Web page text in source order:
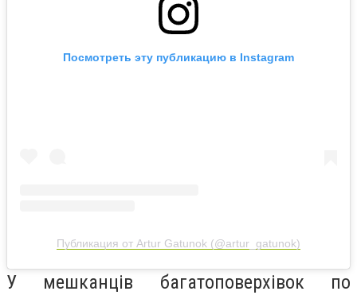
Посмотреть эту публикацию в Instagram
Публикация от Artur Gatunok (@artur_gatunok)
У мешканців багатоповерхівок по